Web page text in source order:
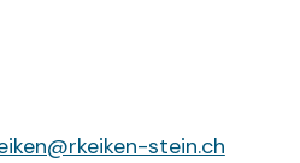
stein.ch